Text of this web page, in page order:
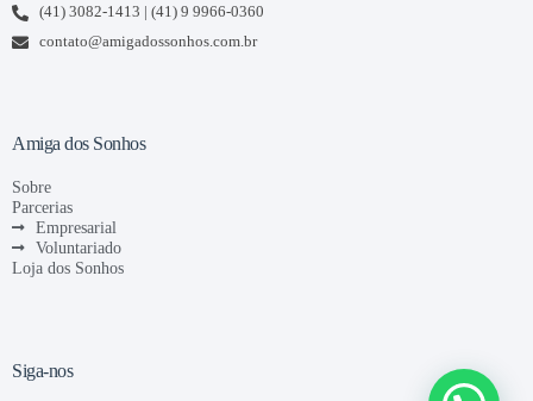
(41) 3082-1413 | (41) 9 9966-0360
contato@amigadossonhos.com.br
Amiga dos Sonhos
Sobre
Parcerias
Empresarial
Voluntariado
Loja dos Sonhos
Siga-nos